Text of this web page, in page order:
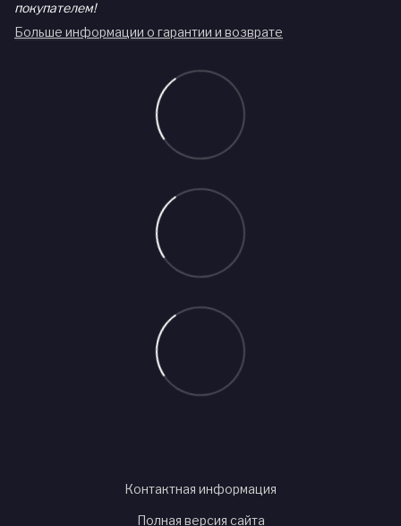
покупателем!
Больше информации о гарантии и возврате
Контактная информация
Полная версия сайта